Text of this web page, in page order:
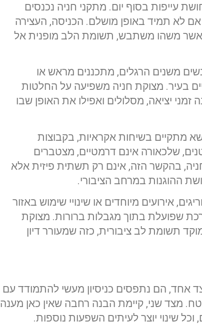
עייפות בסוף יום. מתקני חניה נכנסים
לא תמיד באופן מושלם. הכניסה, העצירה
כאשר משהו משתבש, תשומת הלב מופנית אל
משנים הרגלים, מתכננים מראש או
בעיר. מצוקת חניה משפיעה על החלטות
יציאה, מסלולים ואפילו את האופן שבו
מתקיים בשיחות אקראיות, בקבוצות
שלכאורה אינם דרמטיים, מצטברים
בהקשר הזה, אינם רק תשתית פיזית אלא
ההוגנות במרחב הציבורי.
אירועים מיוחדים או שינויי שימוש באזור
שפועלת בתוך מגבלות ברורות. מצוקת
תשומת לב ציבורית, כזה שמעורר דיון
אחד, הם נתפסים כניסיון מעשי להתמודד עם
מצד שני, קיימת הבנה רחבה שאין כאן מענה
שינוי יוצר לעיתים השפעות נוספות.